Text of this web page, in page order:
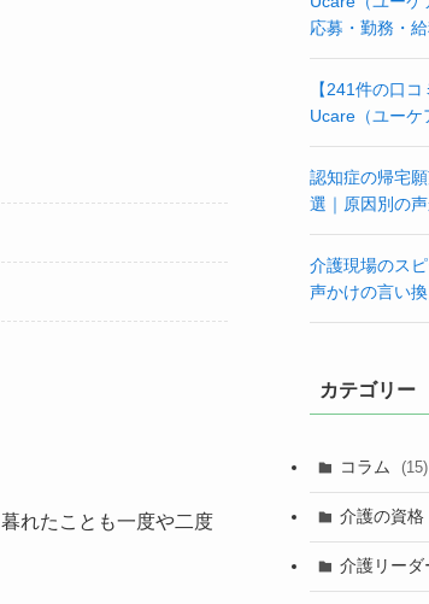
れたことも一度や二度
応募・勤務・
【241件の口
Ucare（ユーケ
認知症の帰宅
選｜原因別の
介護現場のス
声かけの言い換
カテゴリー
コラム (15)
介護の資格
介護リーダ